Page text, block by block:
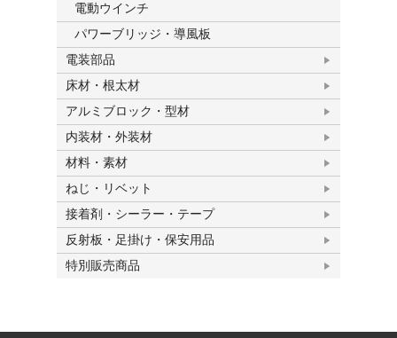
電動ウインチ
パワーブリッジ・導風板
電装部品
床材・根太材
アルミブロック・型材
内装材・外装材
材料・素材
ねじ・リベット
接着剤・シーラー・テープ
反射板・足掛け・保安用品
特別販売商品